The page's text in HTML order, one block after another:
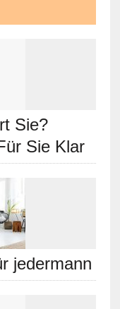
Sie?
Sie Klar
jedermann